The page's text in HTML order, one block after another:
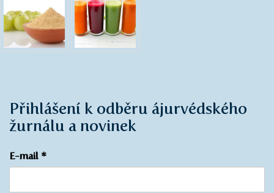
Přihlášení k odběru ájurvédského
žurnálu a novinek
E-mail *